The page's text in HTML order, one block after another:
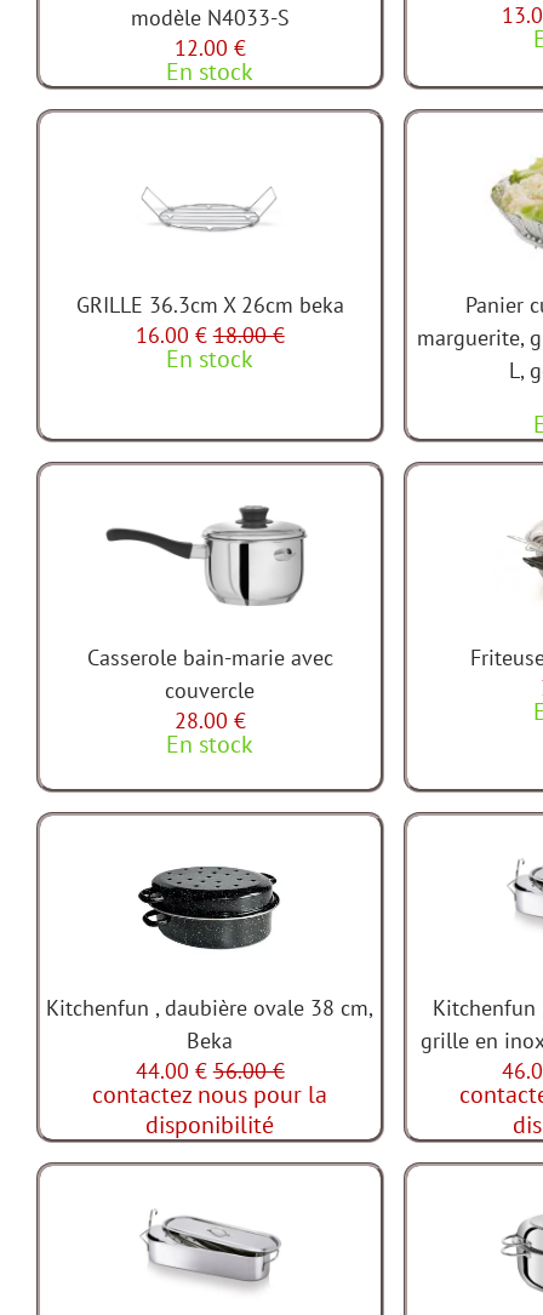
modèle N4033-S
12.00 €
En stock
GRILLE 36.3cm X 26cm beka
16.00 € 18.00 €
En stock
Panier
marguerite,
L,
Casserole bain-marie avec
couvercle
28.00 €
En stock
Kitchenfun , daubière ovale 38 cm,
Beka
44.00 € 56.00 €
contactez nous pour la
disponibilité
Kitchenfun
grille en